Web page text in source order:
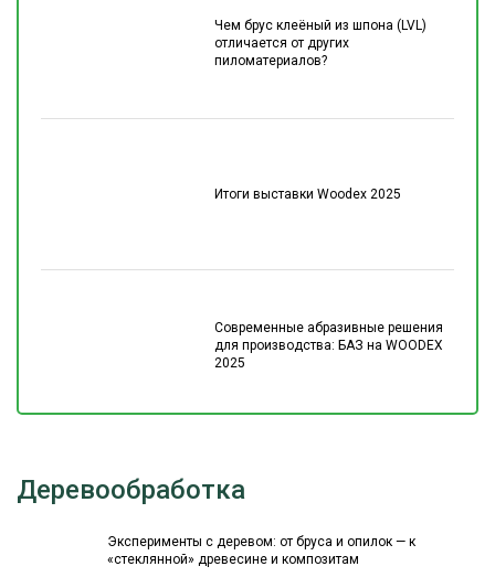
Чем брус клеёный из шпона (LVL)
отличается от других
пиломатериалов?
Итоги выставки Woodex 2025
Современные абразивные решения
для производства: БАЗ на WOODEX
2025
Деревообработка
Эксперименты с деревом: от бруса и опилок — к
«стеклянной» древесине и композитам